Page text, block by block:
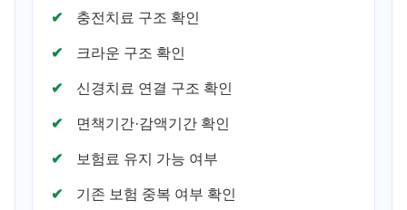
충전치료 구조 확인
크라운 구조 확인
신경치료 연결 구조 확인
면책기간·감액기간 확인
보험료 유지 가능 여부
기존 보험 중복 여부 확인